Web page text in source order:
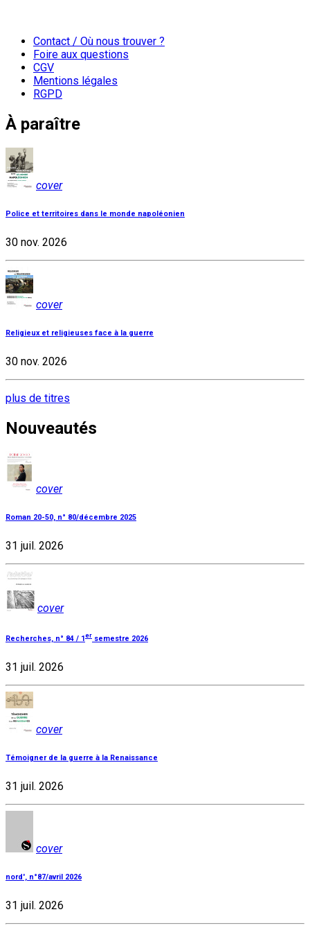
Contact / Où nous trouver ?
Foire aux questions
CGV
Mentions légales
RGPD
À paraître
cover
Police et territoires dans le monde napoléonien
30 nov. 2026
cover
Religieux et religieuses face à la guerre
30 nov. 2026
plus de titres
Nouveautés
cover
Roman 20-50, n° 80/décembre 2025
31 juil. 2026
cover
Recherches, n° 84 / 1er semestre 2026
31 juil. 2026
cover
Témoigner de la guerre à la Renaissance
31 juil. 2026
cover
nord', n°87/avril 2026
31 juil. 2026